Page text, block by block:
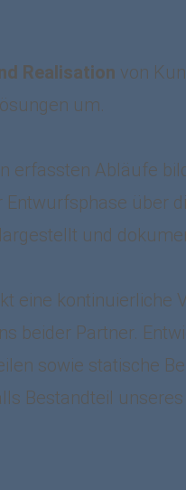
Realisation von
um.
erfassten Abläufe
Entwurfsphase über
und
eine kontinuierliche
beider Partner.
sowie statische
Bestandteil unseres